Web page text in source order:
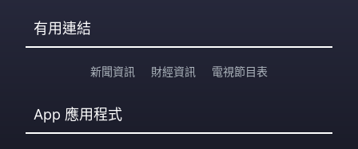
有用連結
新聞資訊 財經資訊 電視節目表
App 應用程式